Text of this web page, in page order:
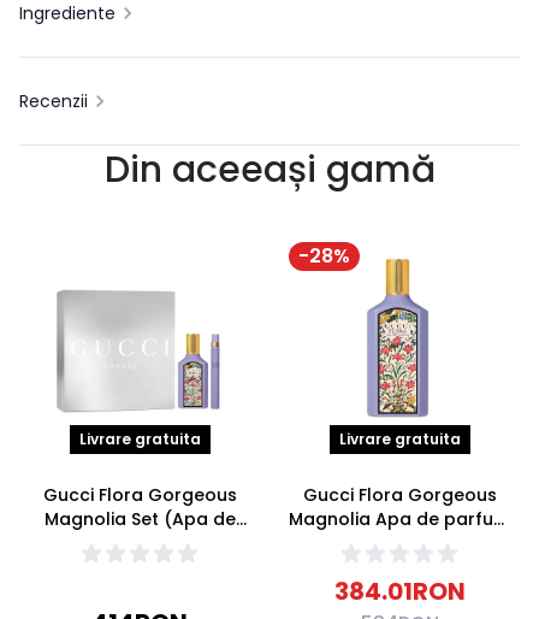
Ingrediente
Recenzii
Din aceeași gamă
Livrare gratuita
Gucci Flora Gorgeous
Magnolia Set (Apa de
parfum 50ml + Apa de
parfum 10ml)
-28%
Livrare gratuita
Gucci Flora Gorgeous
Magnolia Apa de parfum
100ml
384.01RON